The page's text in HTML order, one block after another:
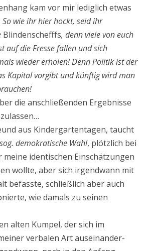
kam vor mir lediglich etwas
So wie ihr hier hockt, seid ihr
Blindenschefffs, denn viele von euch
auf die Fresse fallen und sich
wieder erholen! Denn Politik ist der
Kapital vorgibt und künftig wird man
die anschließenden Ergebnisse
aus Kindergartentagen, taucht
sog. demokratische Wahl, plötzlich bei
meine identischen Einschätzungen
wollte, aber sich irgendwann mit
befasste, schließlich aber auch
wie damals zu seinen
alten Kumpel, der sich im
verbalen Art auseinander­